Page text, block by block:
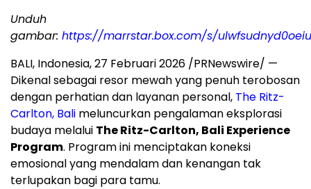
Unduh
gambar: https://marrstar.box.com/s/
BALI, Indonesia, 27 Februari 2026 /PRNewswire/ —
Dikenal sebagai resor mewah yang penuh terobosan
dengan perhatian dan layanan personal, The Ritz-
Carlton, Bali meluncurkan pengalaman eksplorasi
budaya melalui The Ritz-Carlton, Bali Experience
Program. Program ini menciptakan koneksi
emosional yang mendalam dan kenangan tak
terlupakan bagi para tamu.